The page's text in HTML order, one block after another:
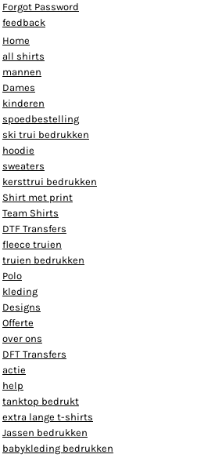
Forgot Password
feedback
Home
all shirts
mannen
Dames
kinderen
spoedbestelling
ski trui bedrukken
hoodie
sweaters
kersttrui bedrukken
Shirt met print
Team Shirts
DTF Transfers
fleece truien
truien bedrukken
Polo
kleding
Designs
Offerte
over ons
DFT Transfers
actie
help
tanktop bedrukt
extra lange t-shirts
Jassen bedrukken
babykleding bedrukken